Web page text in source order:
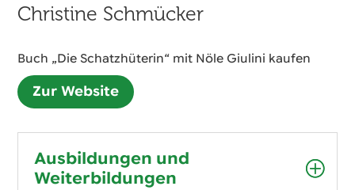
Christine Schmücker
Buch „Die Schatzhüterin“ mit Nöle Giulini kaufen
Zur Website
Ausbildungen und
Weiterbildungen